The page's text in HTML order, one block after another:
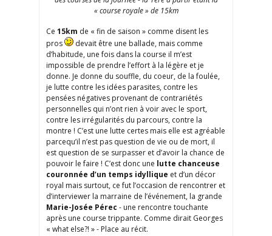
« course royale » de 15km
Ce 15km de « fin de saison » comme disent les
pros
devait être une ballade, mais comme
d’habitude, une fois dans la course il m’est
impossible de prendre l’effort à la légère et je
donne. Je donne du souffle, du coeur, de la foulée,
je lutte contre les idées parasites, contre les
pensées négatives provenant de contrariétés
personnelles qui n’ont rien à voir avec le sport,
contre les irrégularités du parcours, contre la
montre ! C’est une lutte certes mais elle est agréable
parcequ’il n’est pas question de vie ou de mort, il
est question de se surpasser et d’avoir la chance de
pouvoir le faire ! C’est donc une lutte chanceuse
couronnée d’un temps idyllique et d’un décor
royal mais surtout, ce fut l’occasion de rencontrer et
d’interviewer la marraine de l’événement, la grande
Marie-Josée Pérec - une rencontre touchante
après une course trippante. Comme dirait Georges
« what else?! » - Place au récit.